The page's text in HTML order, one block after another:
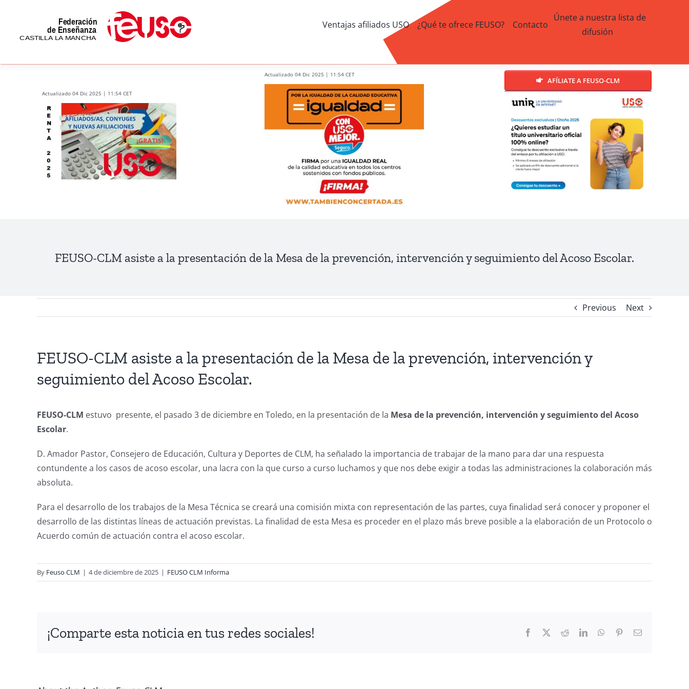
content
Ventajas afiliados USO ¿Qué te ofrece FEUSO? Contacto
Únete a nuestra lista de
difusión
Actualizado 04 Dic 2025 | 11:54 CET
Actualizado 04 Dic 2025 | 11:54 CET
AFÍLIATE A FEUSO-CLM
FEUSO-CLM asiste a la presentación de la Mesa de la prevención, intervención y seguimiento del Acoso Escolar.
Previous Next
FEUSO-CLM asiste a la presentación de la Mesa de la prevención, intervención y
seguimiento del Acoso Escolar.
FEUSO-CLM estuvo presente, el pasado 3 de diciembre en Toledo, en la presentación de la Mesa de la prevención, intervención y seguimiento del Acoso
Escolar.
D. Amador Pastor, Consejero de Educación, Cultura y Deportes de CLM, ha señalado la importancia de trabajar de la mano para dar una respuesta
contundente a los casos de acoso escolar, una lacra con la que curso a curso luchamos y que nos debe exigir a todas las administraciones la colaboración más
absoluta.
Para el desarrollo de los trabajos de la Mesa Técnica se creará una comisión mixta con representación de las partes, cuya finalidad será conocer y proponer el
desarrollo de las distintas líneas de actuación previstas. La finalidad de esta Mesa es proceder en el plazo más breve posible a la elaboración de un Protocolo o
Acuerdo común de actuación contra el acoso escolar.
By Feuso CLM | 4 de diciembre de 2025 | FEUSO CLM Informa
¡Comparte esta noticia en tus redes sociales! Facebook RedditLinkedInWhatsApp
PinterestEmail